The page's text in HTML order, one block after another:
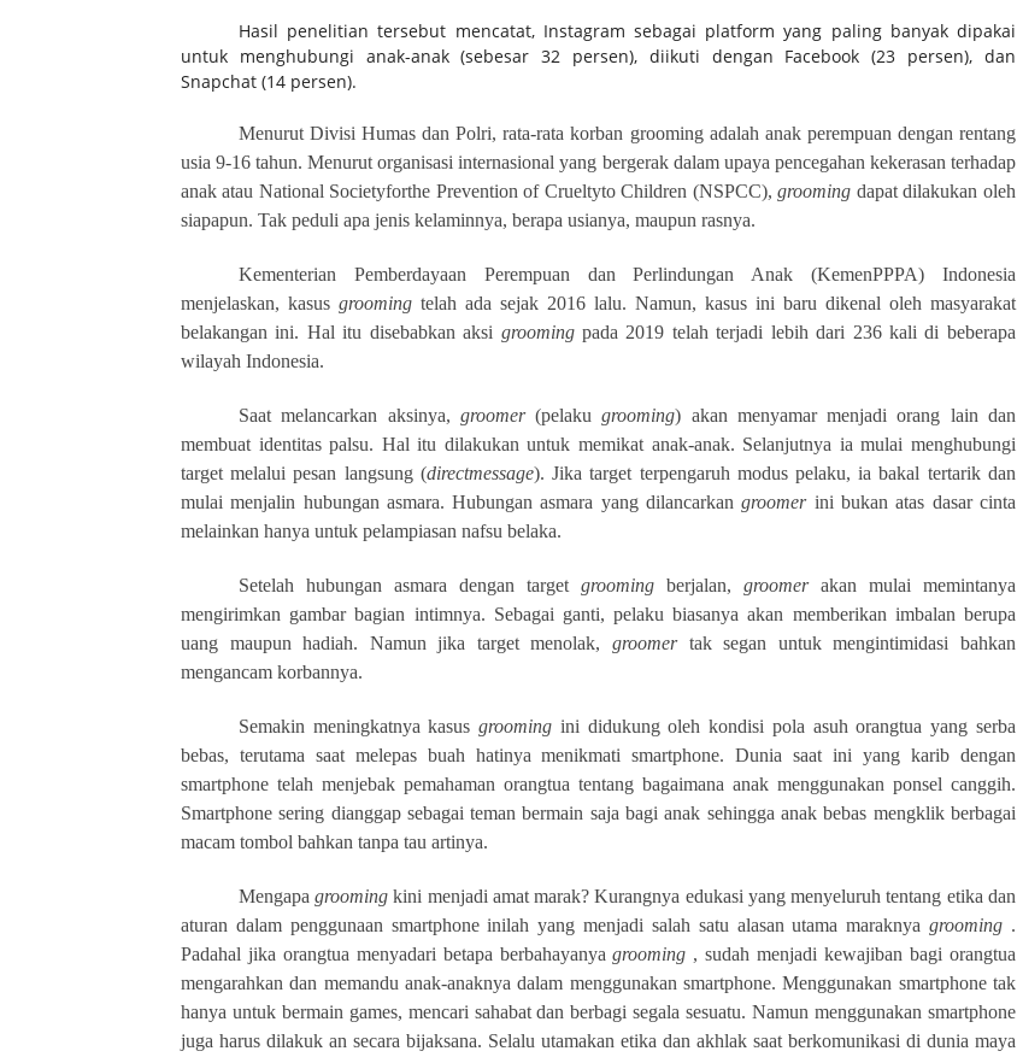
Hasil penelitian tersebut mencatat, Instagram sebagai platform yang paling banyak dipakai
untuk menghubungi anak-anak (sebesar 32 persen), diikuti dengan Facebook (23 persen), dan
Snapchat (14 persen).
Menurut Divisi Humas dan Polri, rata-rata korban grooming adalah anak perempuan dengan rentang
usia 9-16 tahun. Menurut organisasi internasional yang bergerak dalam upaya pencegahan kekerasan terhadap
anak atau National Societyforthe Prevention of Crueltyto Children (NSPCC),grooming dapat dilakukan oleh
siapapun. Tak peduli apa jenis kelaminnya, berapa usianya, maupun rasnya.
Kementerian Pemberdayaan Perempuan dan Perlindungan Anak (KemenPPPA) Indonesia
menjelaskan, kasus groomingtelah ada sejak 2016 lalu. Namun, kasus ini baru dikenal oleh masyarakat
belakangan ini. Hal itu disebabkan aksi groomingpada 2019 telah terjadi lebih dari 236 kali di beberapa
wilayah Indonesia.
Saat melancarkan aksinya, groomer(pelakugrooming) akan menyamar menjadi orang lain dan
membuat identitas palsu. Hal itu dilakukan untuk memikat anak-anak. Selanjutnya ia mulai menghubungi
target melalui pesan langsung (directmessage). Jika target terpengaruh modus pelaku, ia bakal tertarik dan
mulai menjalin hubungan asmara. Hubungan asmara yang dilancarkangroomerini bukan atas dasar cinta
melainkan hanya untuk pelampiasan nafsu belaka.
Setelah hubungan asmara dengan target groomingberjalan, groomerakan mulai memintanya
mengirimkan gambar bagian intimnya. Sebagai ganti, pelaku biasanya akan memberikan imbalan berupa
uang maupun hadiah.
Namun jika target menolak,groomertak segan untuk mengintimidasi bahkan
mengancam korbannya.
Semakin meningkatnya kasusgrooming ini didukung oleh kondisi pola asuh orangtua yang serba
bebas, terutama saat melepas buah hatinya menikmati smartphone. Dunia saat ini yang karib dengan
smartphone telah menjebak pemahaman orangtua tentang bagaimana anak menggunakan ponsel canggih.
Smartphone sering dianggap sebagai teman bermain saja bagi anak sehingga anak bebas mengklik berbagai
macam tombol bahkan tanpa tau artinya.
Mengapagrooming kini menjadi amat marak? Kurangnya edukasi yang menyeluruh tentang etika dan
aturan dalam penggunaan smartphone inilah yang menjadi salah satu alasan utama maraknyagrooming .
Padahal jika orangtua menyadari betapa berbahayanyagrooming , sudah menjadi kewajiban bagi orangtua
mengarahkan dan memandu anak-anaknya dalam menggunakan smartphone. Menggunakan smartphone tak
hanya untuk bermain games, mencari sahabat dan berbagi segala sesuatu. Namun menggunakan smartphone
juga harus dilakuk an secara bijaksana. Selalu utamakan etika dan akhlak saat berkomunikasi di dunia maya